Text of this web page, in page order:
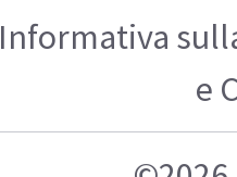
Informativa
e